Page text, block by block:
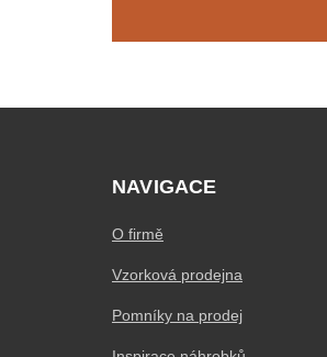
NAVIGACE
O firmě
Vzorková prodejna
Pomníky na prodej